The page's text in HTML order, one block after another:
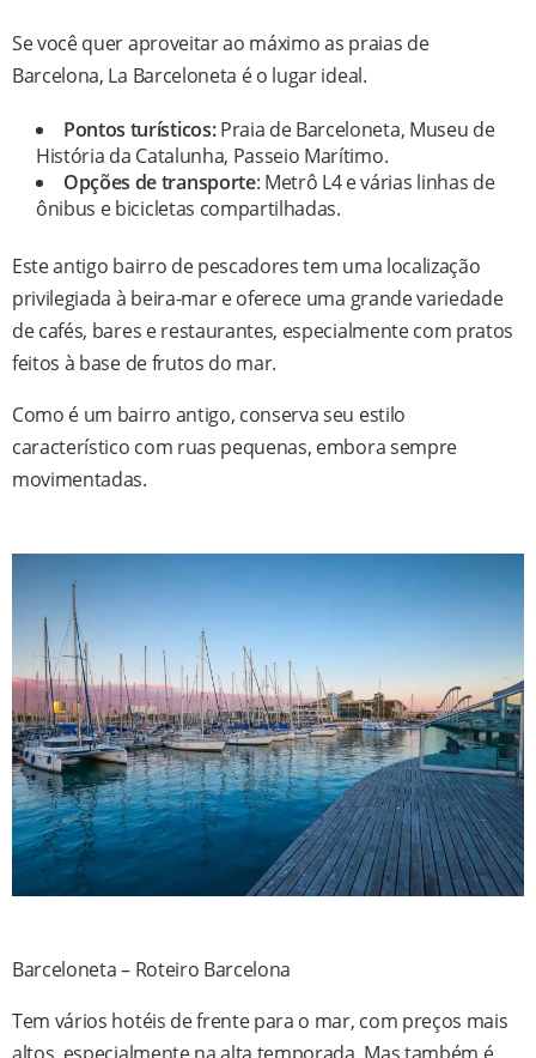
Se você quer aproveitar ao máximo as praias de
Barcelona, La Barceloneta é o lugar ideal.
Pontos turísticos:Praia de Barceloneta, Museu de
História da Catalunha, Passeio Marítimo.
Opções de transporte: Metrô L4 e várias linhas de
ônibus e bicicletas compartilhadas.
Este antigo bairro de pescadores tem uma localização
privilegiada à beira-mar e oferece uma grande variedade
de cafés, bares e restaurantes, especialmente com pratos
feitos à base de frutos do mar.
Como é um bairro antigo, conserva seu estilo
característico com ruas pequenas, embora sempre
movimentadas.
Barceloneta – Roteiro Barcelona
Tem vários hotéis de frente para o mar, com preços mais
altos, especialmente na alta temporada. Mas também é